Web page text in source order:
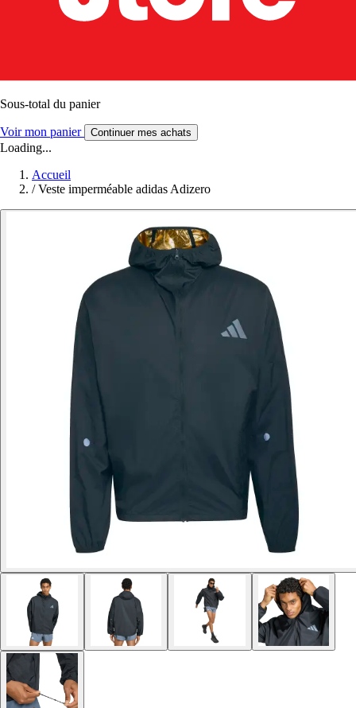
Sous-total du panier
Voir mon panier Continuer mes achats
Loading...
Accueil
/ Veste imperméable adidas Adizero